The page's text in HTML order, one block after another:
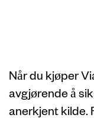
Når du kjøper
avgjørende å
anerkjent kilde.